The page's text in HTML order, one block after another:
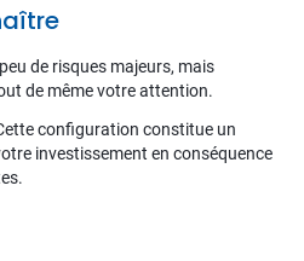
de risques majeurs, mais
de même votre attention.
configuration constitue un
investissement en conséquence